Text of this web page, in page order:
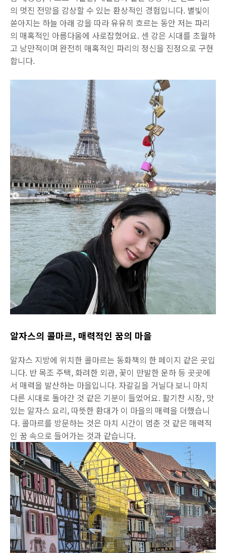
의 멋진 전망을 감상할 수 있는 환상적인 경험입니다. 별빛이
쏟아지는 하늘 아래 강을 따라 유유히 흐르는 동안 저는 파리
의 매혹적인 아름다움에 사로잡혔어요. 센 강은 시대를 초월하
고 낭만적이며 완전히 매혹적인 파리의 정신을 진정으로 구현
합니다.
알자스의 콜마르, 매력적인 꿈의 마을
알자스 지방에 위치한 콜마르는 동화책의 한 페이지 같은 곳입
니다. 반 목조 주택, 화려한 외관, 꽃이 만발한 운하 등 곳곳에
서 매력을 발산하는 마을입니다. 자갈길을 거닐다 보니 마치
다른 시대로 돌아간 것 같은 기분이 들었어요. 활기찬 시장, 맛
있는 알자스 요리, 따뜻한 환대가 이 마을의 매력을 더했습니
다. 콜마르를 방문하는 것은 마치 시간이 멈춘 것 같은 매력적
인 꿈 속으로 들어가는 것과 같습니다.